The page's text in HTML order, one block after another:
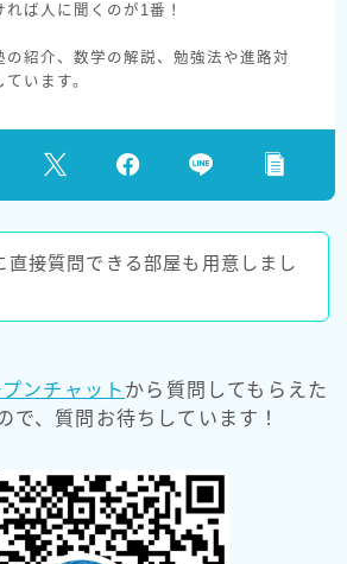
ば人に聞くのが1番！
の紹介、数学の解説、勉強法や進路対
います。
直接質問できる部屋も用意しまし
ンチャット から質問してもらえた
で、質問お待ちしています！